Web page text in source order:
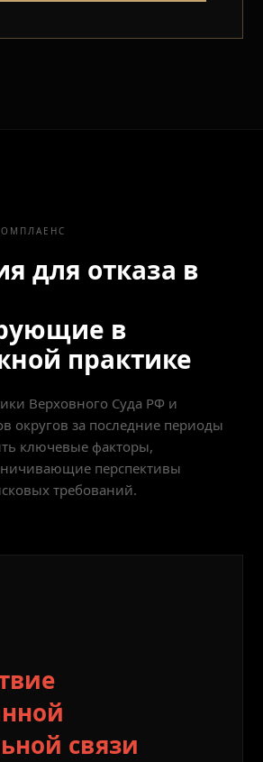
для отказа в
в
практике
Верховного Суда РФ и
округов за последние периоды
ключевые факторы,
перспективы
требований.
связи